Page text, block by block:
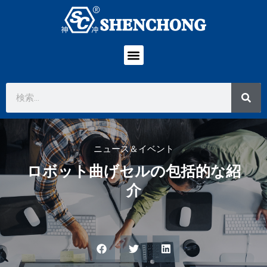
ニュース＆イベント
ロボット曲げセルの包括的な紹
介